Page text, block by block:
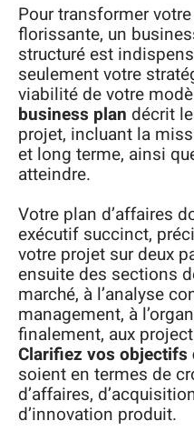
Pour transformer
florissante, un
structuré est
seulement votre
viabilité de votre
business plan décrit
projet, incluant la
et long terme, ainsi
atteindre.
Votre plan d’affaires
exécutif succinct,
votre projet sur deux
ensuite des sections
marché, à l’analyse
management, à
finalement, aux
Clarifiez vos objectifs
soient en termes de
d’affaires,
d’innovation produit.